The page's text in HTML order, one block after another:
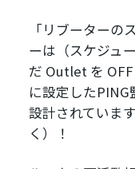
「リブーターの
ーは（スケジュ
だ Outlet を
に設定した
設計されていま
く）！